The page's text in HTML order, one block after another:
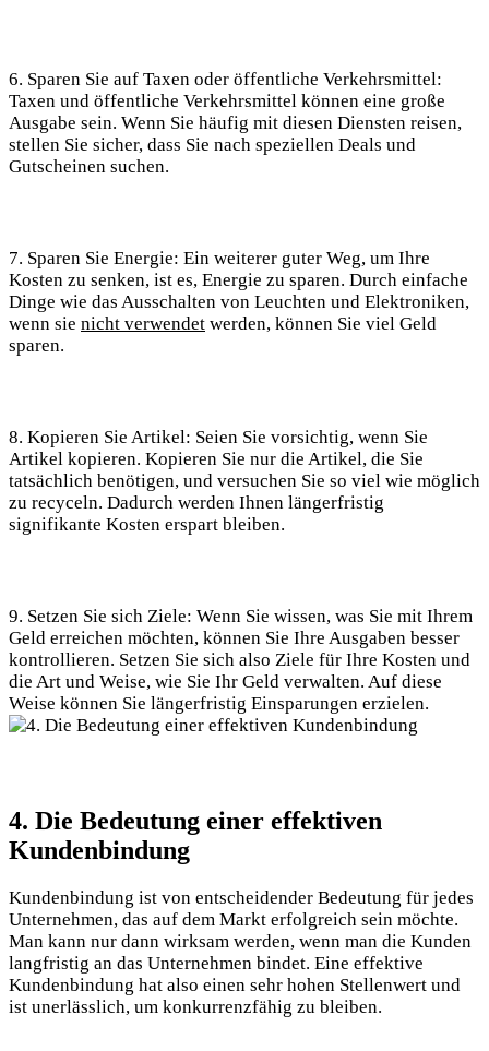
6. Sparen Sie auf Taxen oder öffentliche Verkehrsmittel:
Taxen und öffentliche Verkehrsmittel können eine große
Ausgabe sein. Wenn Sie häufig mit diesen Diensten reisen,
stellen Sie sicher, dass Sie nach speziellen Deals und
Gutscheinen suchen.
7. Sparen Sie Energie: Ein weiterer guter Weg, um Ihre
Kosten zu senken, ist es, Energie zu sparen. Durch einfache
Dinge wie das Ausschalten von Leuchten und Elektroniken,
wenn sie nicht verwendet werden, können Sie viel Geld
sparen.
8. Kopieren Sie Artikel: Seien Sie vorsichtig, wenn Sie
Artikel kopieren. Kopieren Sie nur die Artikel, die Sie
tatsächlich benötigen, und versuchen Sie so viel wie möglich
zu recyceln. Dadurch werden Ihnen längerfristig
signifikante Kosten erspart bleiben.
9. Setzen Sie sich Ziele: Wenn Sie wissen, was Sie mit Ihrem
Geld erreichen möchten, können Sie Ihre Ausgaben besser
kontrollieren. Setzen Sie sich also Ziele für Ihre Kosten und
die Art und Weise, wie Sie Ihr Geld verwalten. Auf diese
Weise können Sie längerfristig Einsparungen erzielen.
4. Die Bedeutung einer effektiven
Kundenbindung
Kundenbindung ist von entscheidender Bedeutung für jedes
Unternehmen, das auf dem Markt erfolgreich sein möchte.
Man kann nur dann wirksam werden, wenn man die Kunden
langfristig an das Unternehmen bindet. Eine effektive
Kundenbindung hat also einen sehr hohen Stellenwert und
ist unerlässlich, um konkurrenzfähig zu bleiben.